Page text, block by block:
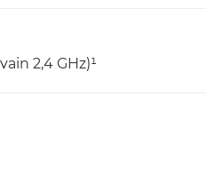
2,4 GHz)¹